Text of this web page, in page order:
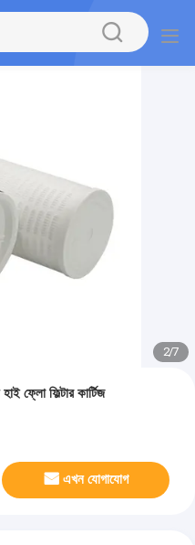
2/7
হাই ফ্লো ফিল্টার কার্টিজ
এখন যোগাযোগ